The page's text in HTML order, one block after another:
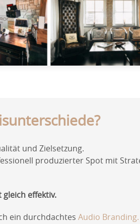
und Zielsetzung.
produzierter Spot mit
effektiv.
ein durchdachtes Audio Branding.